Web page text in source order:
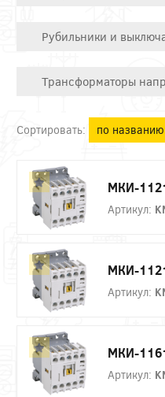
Рубильники и
Трансформаторы
Сортировать: по названию
МКИ-
Артикул:
МКИ-
Артикул:
МКИ-
Артикул: